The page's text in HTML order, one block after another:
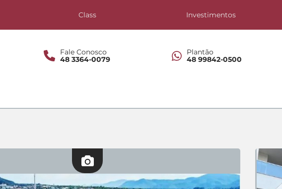
Class Investimentos
Fale Conosco
48 3364-0079
Plantão
48 99842-0500